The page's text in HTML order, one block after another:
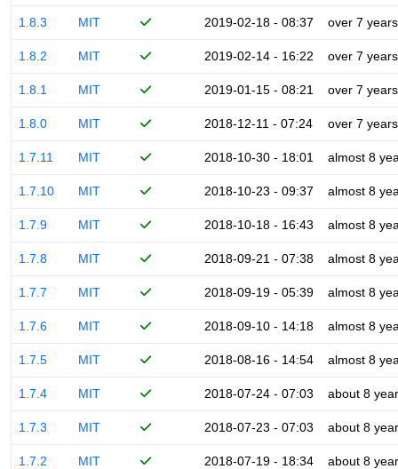
1.8.3 MIT 2019-02-18 - 08:37 over 7 years
1.8.2 MIT 2019-02-14 - 16:22 over 7 years
1.8.1 MIT 2019-01-15 - 08:21 over 7 years
1.8.0 MIT 2018-12-11 - 07:24 over 7 years
1.7.11 MIT 2018-10-30 - 18:01 almost 8
1.7.10 MIT 2018-10-23 - 09:37 almost 8
1.7.9 MIT 2018-10-18 - 16:43 almost 8
1.7.8 MIT 2018-09-21 - 07:38 almost 8
1.7.7 MIT 2018-09-19 - 05:39 almost 8
1.7.6 MIT 2018-09-10 - 14:18 almost 8
1.7.5 MIT 2018-08-16 - 14:54 almost 8
1.7.4 MIT 2018-07-24 - 07:03 about 8
1.7.3 MIT 2018-07-23 - 07:03 about 8
1.7.2 MIT 2018-07-19 - 18:34 about 8